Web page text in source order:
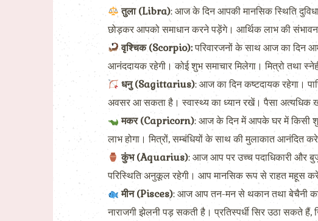
तुला (Libra): आज के दिन आपकी मानसिक स्थिति
छोड़कर आपको समाधान करने पड़ेंगे। आर्थिक लाभ की
वृश्चिक (Scorpio):परिवारजनों के साथ आज का दिन
आनंददायक रहेगी। कोई शुभ समाचार मिलेगा। मित्रो तथा
धनु (Sagittarius): आज का दिन कष्टदायक रहेगा।
अवसर आ सकता है। स्वास्थ्य का ध्यान रखें। पैसा अत्यधिक
मकर (Capricorn): आज के दिन में आपके घर में किसी
लाभ होगा। मित्रों, सम्बंधियों के साथ की मुलाकात आनंदित
कुंभ (Aquarius): आज आप पर उच्च पदाधिकारी और
परिस्थिति अनुकूल रहेगी। आप मानसिक रूप से राहत महूस
मीन (Pisces): आज आप तन-मन से थकान तथा बेचैनी का
नाराजगी झेलनी पड़ सकती है। प्रतिस्पर्धी सिर उठा सकते